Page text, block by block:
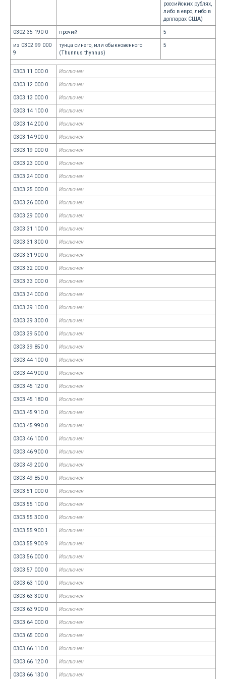
российских рублях,
либо в евро, либо в
долларах США)
0302 35 190 0
прочий
5
из 0302 99 000
9
тунца синего, или обыкновенного
(Thunnus thynnus)
5
0303 11 000 0
Исключен
0303 12 000 0
Исключен
0303 13 000 0
Исключен
0303 14 100 0
Исключен
0303 14 200 0
Исключен
0303 14 900 0
Исключен
0303 19 000 0
Исключен
0303 23 000 0
Исключен
0303 24 000 0
Исключен
0303 25 000 0
Исключен
0303 26 000 0
Исключен
0303 29 000 0
Исключен
0303 31 100 0
Исключен
0303 31 300 0
Исключен
0303 31 900 0
Исключен
0303 32 000 0
Исключен
0303 33 000 0
Исключен
0303 34 000 0
Исключен
0303 39 100 0
Исключен
0303 39 300 0
Исключен
0303 39 500 0
Исключен
0303 39 850 0
Исключен
0303 44 100 0
Исключен
0303 44 900 0
Исключен
0303 45 120 0
Исключен
0303 45 180 0
Исключен
0303 45 910 0
Исключен
0303 45 990 0
Исключен
0303 46 100 0
Исключен
0303 46 900 0
Исключен
0303 49 200 0
Исключен
0303 49 850 0
Исключен
0303 51 000 0
Исключен
0303 55 100 0
Исключен
0303 55 300 0
Исключен
0303 55 900 1
Исключен
0303 55 900 9
Исключен
0303 56 000 0
Исключен
0303 57 000 0
Исключен
0303 63 100 0
Исключен
0303 63 300 0
Исключен
0303 63 900 0
Исключен
0303 64 000 0
Исключен
0303 65 000 0
Исключен
0303 66 110 0
Исключен
0303 66 120 0
Исключен
0303 66 130 0
Исключен